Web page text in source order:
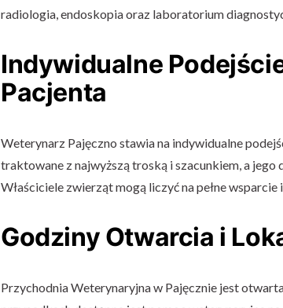
radiologia, endoskopia oraz laboratorium
Indywidualne
Pacjenta
Weterynarz Pajęczno stawia na indywidualne
traktowane z najwyższą troską i szacunkiem, a
Właściciele zwierząt mogą liczyć na pełne
Godziny Otwarcia i
Przychodnia Weterynaryjna w Pajęcznie jest